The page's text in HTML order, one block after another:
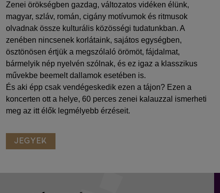
Zenei örökségben gazdag, változatos vidéken élünk,
magyar, szláv, román, cigány motívumok és ritmusok
olvadnak össze kulturális közösségi tudatunkban. A
zenében nincsenek korlátaink, sajátos egységben,
ösztönösen értjük a megszólaló örömöt, fájdalmat,
bármelyik nép nyelvén szólnak, és ez igaz a klasszikus
művekbe beemelt dallamok esetében is.
És aki épp csak vendégeskedik ezen a tájon? Ezen a
koncerten ott a helye, 60 perces zenei kalauzzal ismerheti
meg az itt élők legmélyebb érzéseit.
JEGYEK